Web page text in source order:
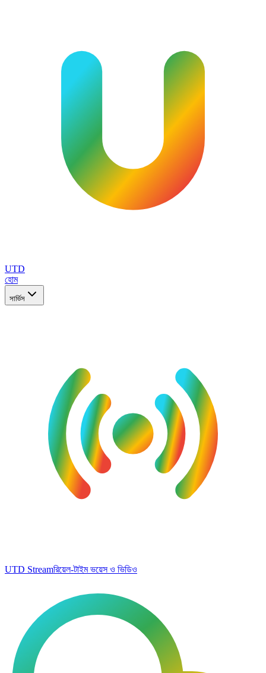
UTD
হোম
সার্ভিস
UTD Streamরিয়েল-টাইম ভয়েস ও ভিডিও